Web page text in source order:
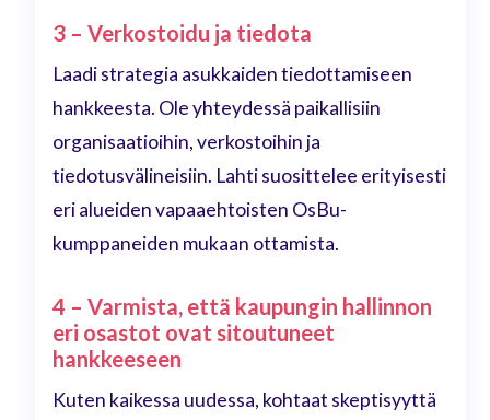
3 – Verkostoidu ja tiedota
Laadi strategia asukkaiden tiedottamiseen
hankkeesta. Ole yhteydessä paikallisiin
organisaatioihin, verkostoihin ja
tiedotusvälineisiin. Lahti suosittelee erityisesti
eri alueiden vapaaehtoisten OsBu-
kumppaneiden mukaan ottamista.
4 – Varmista, että kaupungin hallinnon
eri osastot ovat sitoutuneet
hankkeeseen
Kuten kaikessa uudessa, kohtaat skeptisyyttä